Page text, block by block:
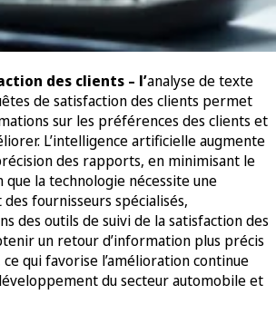
des clients – l’analyse de texte
de satisfaction des clients permet
sur les préférences des clients et
L’intelligence artificielle augmente
des rapports, en minimisant le
que la technologie nécessite une
fournisseurs spécialisés,
des outils de suivi de la satisfaction des
un retour d’information plus précis
qui favorise l’amélioration continue
du secteur automobile et